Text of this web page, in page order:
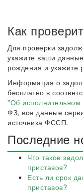
Как
Для проверки
укажите ваши
рождения и укажите
Информация о
бесплатно в
"Об исполнительном
ФЗ, все данные
источника ФССП.
Последние
Что такое
приставов?
Есть ли срок
приставов?